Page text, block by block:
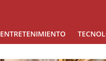
ENTRETENIMIENTO